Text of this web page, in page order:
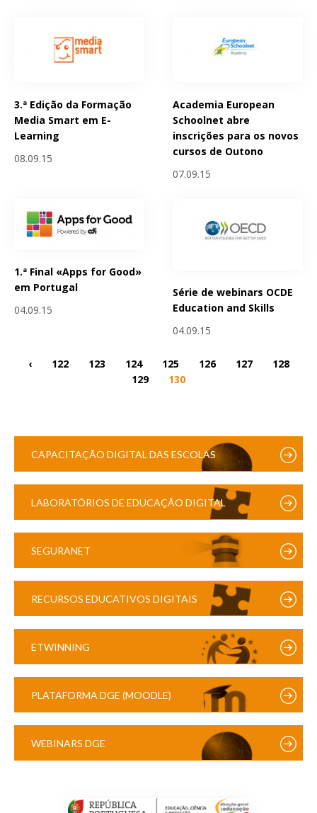
3.ª Edição da Formação
Media Smart em E-
Learning
08.09.15
Academia European
Schoolnet abre
inscrições para os novos
cursos de Outono
07.09.15
1.ª Final «Apps for Good»
em Portugal
04.09.15
Série de webinars OCDE
Education and Skills
04.09.15
‹ 122 123 124 125 126 127
128
129
130
CAPACITAÇÃO DIGITAL DAS ESCOLAS
LABORATÓRIOS DE EDUCAÇÃO DIGITAL
SEGURANET
RECURSOS EDUCATIVOS DIGITAIS
ETWINNING
PLATAFORMA DGE (MOODLE)
WEBINARS DGE